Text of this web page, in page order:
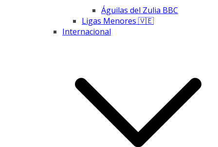
Águilas del Zulia BBC
Ligas Menores 🇻🇪
Internacional